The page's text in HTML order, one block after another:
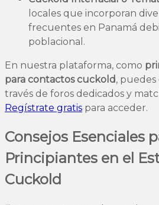
locales que incorporan
frecuentes en Panamá
poblacional.
En nuestra plataforma, como
para contactos cuckold, puedes
través de foros dedicados y
Regístrate gratis para acceder.
Consejos Esenciales
Principiantes en el
Cuckold